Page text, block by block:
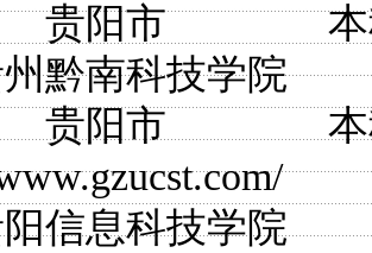
贵阳
黔南科技学院
贵阳
信息科技学院